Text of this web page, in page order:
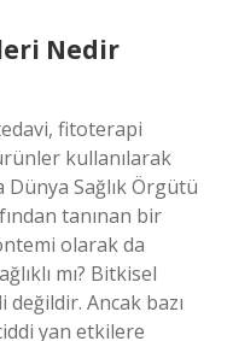
Nedir
fitoterapi
kullanılarak
Dünya Sağlık Örgütü
tanınan bir
olarak da
mı? Bitkisel
Ancak bazı
yan etkilere